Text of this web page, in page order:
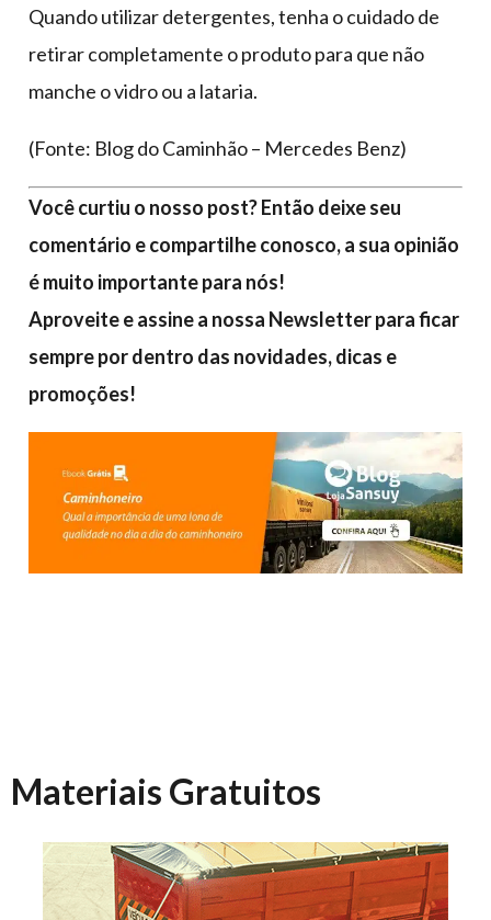
Quando utilizar detergentes, tenha o cuidado de
retirar completamente o produto para que não
manche o vidro ou a lataria.
(Fonte: Blog do Caminhão – Mercedes Benz)
Você curtiu o nosso post? Então deixe seu
comentário e compartilhe conosco, a sua opinião
é muito importante para nós!
Aproveite e assine a nossa Newsletter para ficar
sempre por dentro das novidades, dicas e
promoções!
Materiais Gratuitos